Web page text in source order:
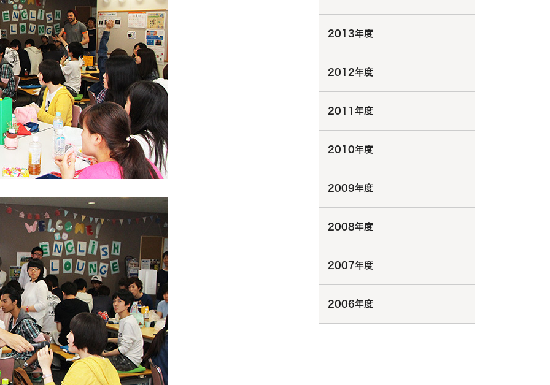
2013年度
2012年度
2011年度
2010年度
2009年度
2008年度
2007年度
2006年度